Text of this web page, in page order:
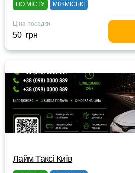
ПО МІСТУ МІЖМІСЬКІ
Ціна посадки
50 грн
Лайм Таксі Київ